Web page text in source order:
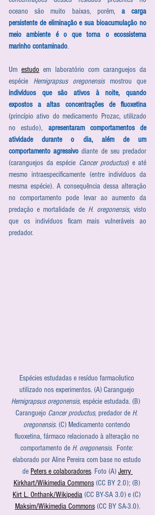
oceano são muito baixas, porém, a carga
persistente de eliminação e sua bioacumulação no
meio ambiente é o que torna o ecossistema
marinho contaminado.
Um estudo em laboratório com caranguejos da
espécie Hemigrapsus oregonensis
indivíduos que são ativos à noite, quando
expostos a altas concentrações de fluoxetina
(princípio ativo do medicamento Prozac, utilizado
no estudo), apresentaram comportamentos de
atividade durante o dia, além de um
comportamento agressivo diante de seu predador
(caranguejos da espécie Cancer productus) e até
mesmo intraespecificamente (entre indivíduos da
mesma espécie). A consequência dessa alteração
no comportamento pode levar ao aumento da
predação e mortalidade de H. oregonensis, visto
que os indivíduos ficam mais vulneráveis ao
predador.
Espécies estudadas e resíduo farmacêutico
utilizado nos experimentos. (A) Caranguejo
Hemigrapsus oregonensis, espécie estudada. (B)
Caranguejo Cancer productus, predador de H.
oregonensis. (C) Medicamento contendo
fluoxetina, fármaco relacionado à alteração no
comportamento de H. oregonensis.  Fonte:
elaborado por Aline Pereira com base no estudo
de Peters e colaboradores. Foto (A) Jerry
Kirkhart/Wikimedia Commons (CC BY 2.0); (B)
Kirt L. Onthank/Wikipedia (CC BY-SA 3.0) e (C)
Maksim/Wikimedia Commons (CC BY SA-3.0).